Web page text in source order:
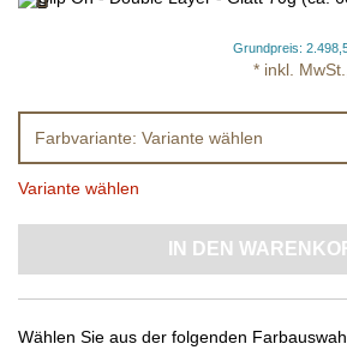
Grundpreis:
* inkl.
Farbvariante: Variante wählen
Variante wählen
IN DEN
Wählen Sie aus der folgenden